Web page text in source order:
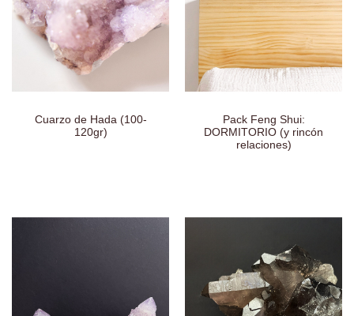
Cuarzo de Hada (100-
120gr)
Pack Feng Shui:
DORMITORIO (y rincón
relaciones)